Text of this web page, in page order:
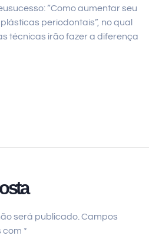
“Como aumentar seu
periodontais”, no qual
técnicas irão fazer a diferença
será publicado. Campos
com *